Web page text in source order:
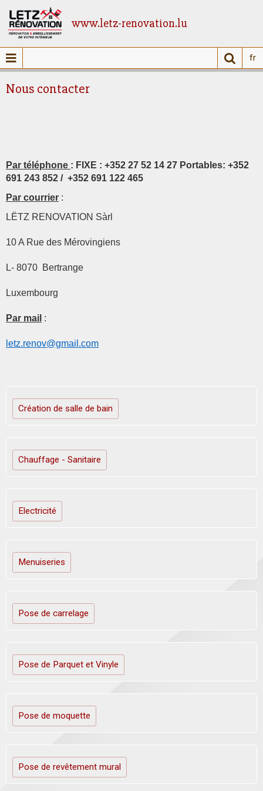
www.letz-renovation.lu
fr
Nous contacter
Par téléphone : FIXE : +352 27 52 14 27 Portables: +352
691 243 852 / +352 691 122 465
Par courrier :
LËTZ RENOVATION Sàrl
10 A Rue des Mérovingiens
L- 8070 Bertrange
Luxembourg
Par mail :
letz.renov@gmail.com
Création de salle de bain
Chauffage - Sanitaire
Electricité
Menuiseries
Pose de carrelage
Pose de Parquet et Vinyle
Pose de moquette
Pose de revêtement mural